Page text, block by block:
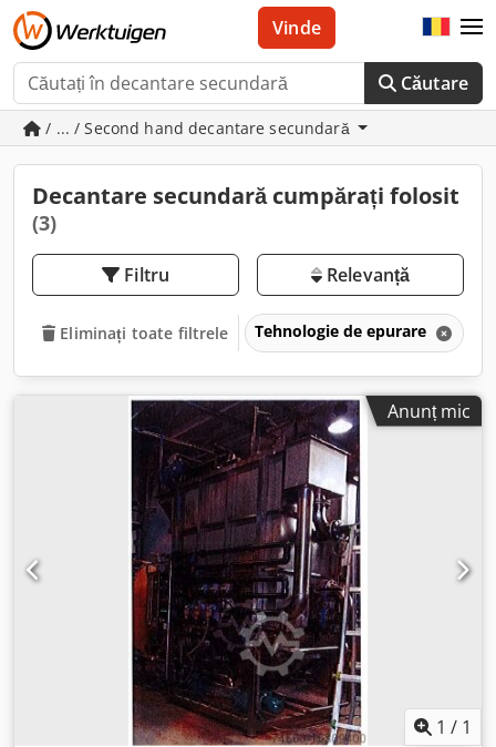
Căutare
Vinde
/ ... / Second hand decantare secundară
Decantare secundară cumpărați folosit
(3)
Filtru Relevanță
Eliminați toate filtrele Tehnologie de epurare
Anunț mic
1 / 1